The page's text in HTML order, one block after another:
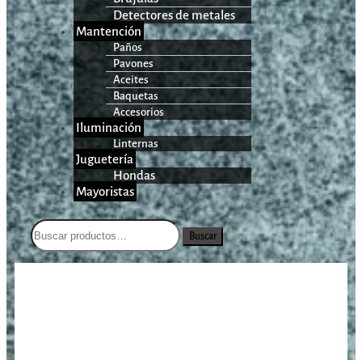
Detectores de metales
Mantención
Paños
Pavones
Aceites
Baquetas
Accesorios
Iluminación
Linternas
Juguetería
Hondas
Mayoristas
Buscar